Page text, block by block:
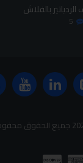
بالفلاش
5